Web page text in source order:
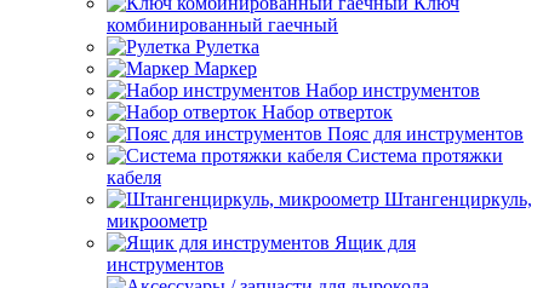
комбинированный гаечный
Рулетка
Маркер
Набор инструментов
Набор отверток
Пояс для инструментов
Система протяжки
кабеля
Штангенциркуль,
микроометр
Ящик для
инструментов